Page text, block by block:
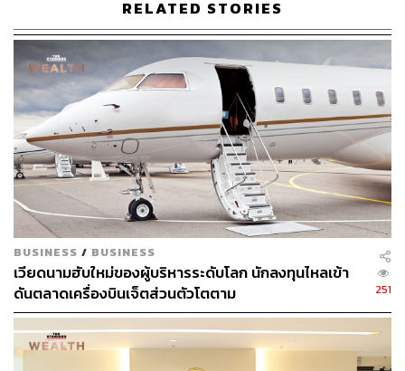
3Q66 เพราะส่วนต่างราคา PX และน้ำมันหล่อลื่นพื้นฐานลด
ลง โดยมีสาเหตุมาจากต้นทุนวัตถุดิบที่สูงขึ้น
ส่วนธุรกิจโอเลฟินส์ยังคงมีผลขาดทุนใน 3Q66 โดยมีสาเหตุ
มาจากส่วนต่างราคาผลิตภัณฑ์ที่อ่อนแอ QoQ และไม่
สามารถครอบคลุมค่าใช้จ่ายในการดำเนินงานของบริษัท
ย่อยในอินโดนีเซียได้
กระทบอย่างไร:
วันที่ 9 พฤศจิกายน 2566 ณ 12.30 ราคาหุ้น TOP ทรงตัวไม่
เปลี่ยนแปลง DoD อยู่ที่ระดับ 47.25 บาท ขณะที่ SET Index
ปรับลง 1.29%DoD สู่ระดับ 1,393.56 จุด
แนวโน้มผลประกอบการปี 2566:
RELATED STORIES
BUSINESS / BUSINESS
เวียดนามฮับใหม่ของผู้บริหารระดับโลก นักลงทุนไหลเข้า
ดันตลาดเครื่องบินเจ็ตส่วนตัวโตตาม
251